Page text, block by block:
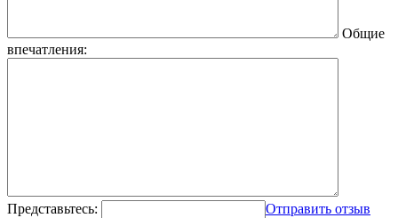
Общие
впечатления:
Представьтесь: Отправить отзыв